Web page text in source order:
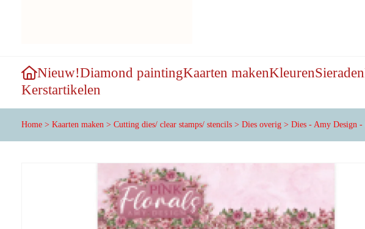
Nieuw!Diamond paintingKaarten makenKleurenSieraden
Kerstartikelen
Home > Kaarten maken > Cutting dies/ clear stamps/ stencils > Dies overig > Dies - Amy Design